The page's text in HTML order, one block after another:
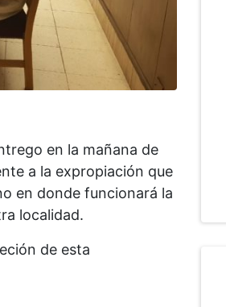
en la mañana de
a la expropiación que
en donde funcionará la
localidad.
de esta